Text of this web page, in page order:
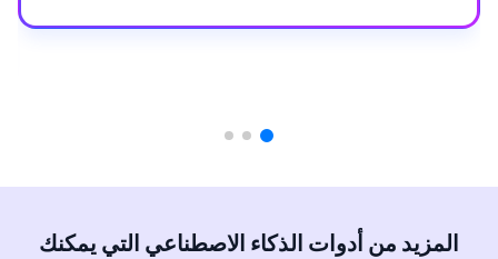
المزيد من أدوات الذكاء الاصطناعي التي يمكنك